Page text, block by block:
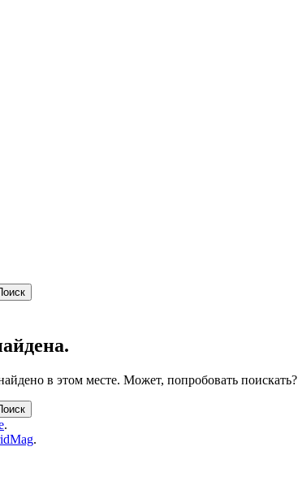
в этом месте. Может, попробовать поискать?
.
.